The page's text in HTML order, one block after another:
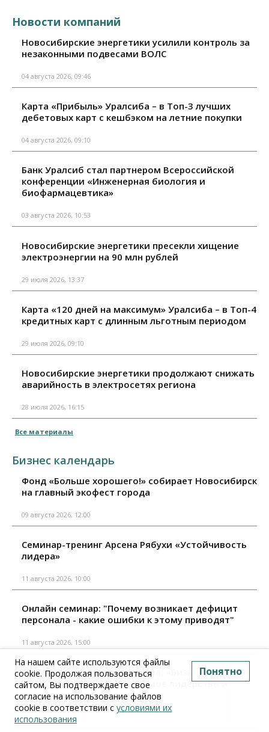
Новости компаний
Новосибирские энергетики усилили контроль за
незаконными подвесами ВОЛС
04 августа 2026, 09:46
Карта «Прибыль» Уралсиба – в Топ-3 лучших
дебетовых карт с кешбэком на летние покупки
04 августа 2026, 09:10
Банк Уралсиб стал партнером Всероссийской
конференции «Инженерная биология и
биофармацевтика»
03 августа 2026, 10:53
Новосибирские энергетики пресекли хищение
электроэнергии на 90 млн рублей
29 июля 2026, 13:37
Карта «120 дней на максимум» Уралсиба – в Топ-4
кредитных карт с длинным льготным периодом
29 июля 2026, 09:10
Новосибирские энергетики продолжают снижать
аварийность в электросетях региона
28 июля 2026, 16:15
Все материалы
Бизнес календарь
Фонд «Больше хорошего!» собирает Новосибирск
на главный экофест города
09 августа 2026, 12:00
Семинар-тренинг Арсена Рябухи «Устойчивость
лидера»
11 августа 2026, 10:00
Онлайн семинар: "Почему возникает дефицит
персонала - какие ошибки к этому приводят"
11 августа 2026, 15:00
Мастер-класс Аркадия Цукера: «Бизнес-
неваляшка 2.0: непотопляемое лидерство и
когнитивный капитал»
18 августа 2026, 10:00
На нашем сайте используются файлы
cookie. Продолжая пользоваться
сайтом, Вы подтверждаете свое
согласие на использование файлов
cookie в соответствии с условиями их
использования
Понятно